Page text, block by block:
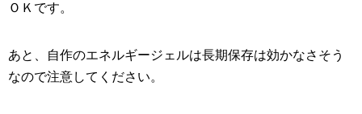
ＯＫです。
あと、自作のエネルギージェルは長期保存は効かなさそう
なので注意してください。